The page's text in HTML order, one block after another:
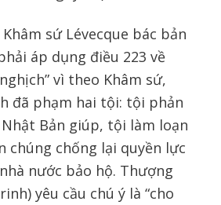
Khâm sứ Lévecque bác bản
áp dụng điều 223 về
vì theo Khâm sứ,
đã phạm hai tội: tội phản
Bản giúp, tội làm loạn
chúng chống lại quyền lực
nước bảo hộ. Thượng
yêu cầu chú ý là “cho